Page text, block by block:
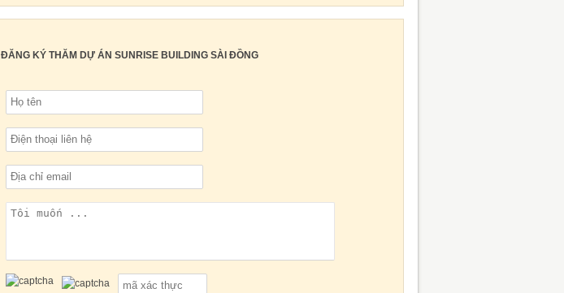
ĐĂNG KÝ THĂM DỰ ÁN SUNRISE BUILDING SÀI ĐỒNG